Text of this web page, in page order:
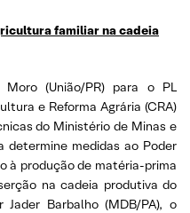
familiar na cadeia
(União/PR) para o PL
e Reforma Agrária (CRA)
do Ministério de Minas e
determine medidas ao Poder
à produção de matéria-prima
na cadeia produtiva do
Barbalho (MDB/PA), o